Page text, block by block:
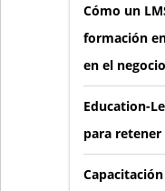
Cómo un
formación
en el negocio
Education-
para